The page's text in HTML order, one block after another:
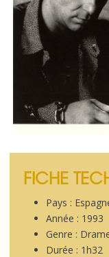
FICHE
Pays :
Année : 1993
Genre :
Durée : 1h32